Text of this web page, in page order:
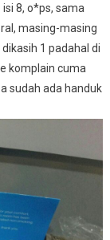
8, o*ps, sama
masing-masing
1 padahal di
komplain cuma
sudah ada handuk